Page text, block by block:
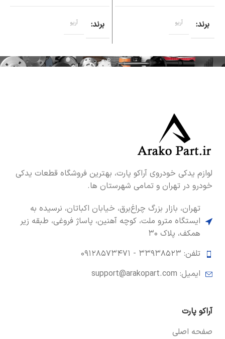
برند آریو برند آریو
لوازم یدکی خودروی آراکو پارت، بهترین فروشگاه قطعات یدکی
خودرو در تهران و تمامی شهرستان ها.
تهران، بازار بزرگ چراغ‌برق، خیابان اکباتان، نرسیده به
ایستگاه مترو ملت، کوچه آهنین، پاساژ فروغی، طبقه زیر
همکف، پلاک ۳۰
تلفن: ۳۳۹۳۸۵۲۳ -
۰۹۱۲۸۵۷۳۴۷۱
ایمیل: support@arakopart.com
آراکو پارت
صفحه اصلی